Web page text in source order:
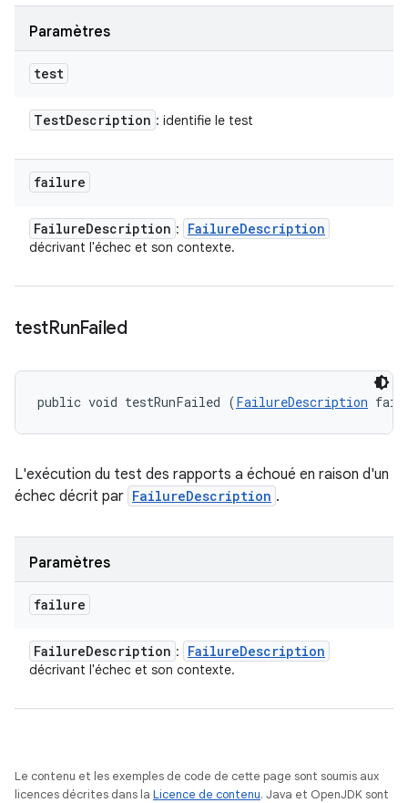
Paramètres
test
TestDescription : identifie le test
failure
FailureDescription : FailureDescription
décrivant l'échec et son contexte.
testRunFailed
public void testRunFailed (FailureDescription
L'exécution du test des rapports a échoué en raison d'un
échec décrit par FailureDescription .
Paramètres
failure
FailureDescription : FailureDescription
décrivant l'échec et son contexte.
Le contenu et les exemples de code de cette page sont soumis aux
licences décrites dans la Licence de contenu. Java et OpenJDK sont